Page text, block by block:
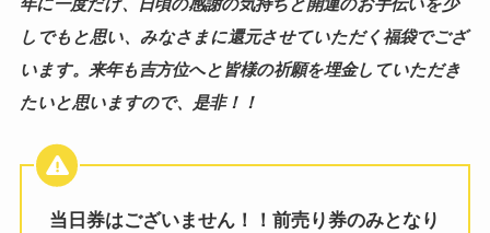
年に一度だけ、日頃の感謝の気持ちと開運のお手伝いを少
しでもと思い、みなさまに還元させていただく福袋でござ
います。来年も吉方位へと皆様の祈願を埋金していただき
たいと思いますので、是非！！
当日券はございません！！前売り券のみとなり